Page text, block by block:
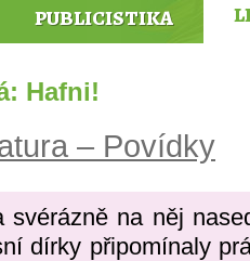
PUBLICISTIKA
Hafni!
– Povídky
svérázně na něj
dírky připomínaly